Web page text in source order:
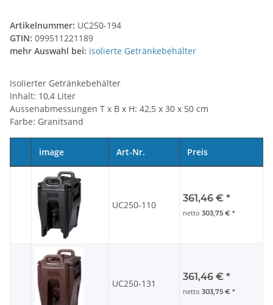
Artikelnummer: UC250-194
GTIN: 099511221189
mehr Auswahl bei: isolierte Getränkebehälter
Isolierter Getränkebehälter
Inhalt: 10,4 Liter
Aussenabmessungen T x B x H: 42,5 x 30 x 50 cm
Farbe: Granitsand
image Art-Nr. Preis
UC250-110
361,46 € *
netto 303,75 € *
UC250-131
361,46 € *
netto 303,75 € *